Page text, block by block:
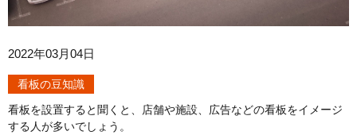
2022年03月04日
看板の豆知識
看板を設置すると聞くと、店舗や施設、広告などの看板をイメージ
する人が多いでしょう。